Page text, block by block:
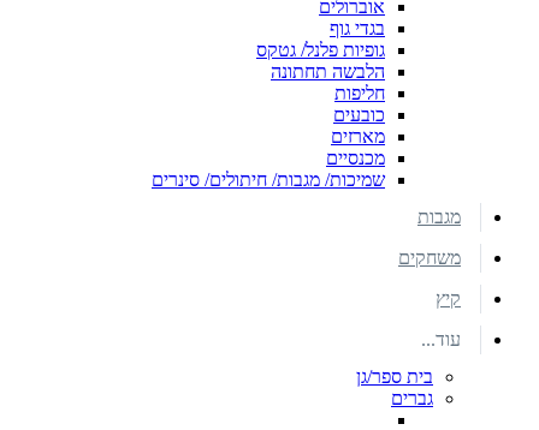
אוברולים
בגדי גוף
גופיות פלנל/ גטקס
הלבשה תחתונה
חליפות
כובעים
מארזים
מכנסיים
שמיכות/ מגבות/ חיתולים/ סינרים
מגבות
משחקים
קיץ
עוד...
בית ספר/גן
גברים